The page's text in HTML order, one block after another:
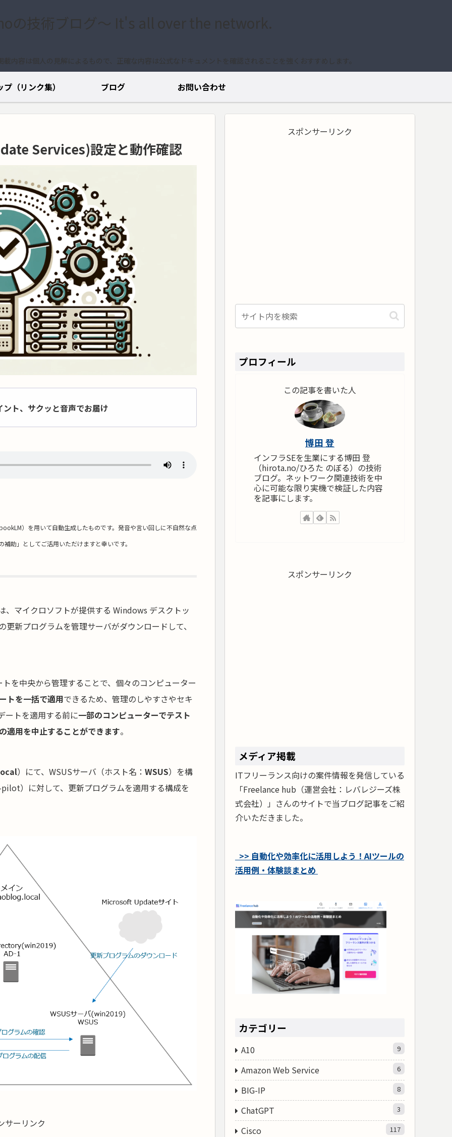
の技術ブログ〜 It's all over the network.
内容は個人の見解によるもので、正確な内容は公式なドキュメントを確認されることを強くおすすめします。
プ（リンク集） ブログ お問い合わせ
Services)設定と動作確認
ト、サクッと音声でお届け
）を用いて自動生成したものです。発音や言い回しに不自然な点
助」としてご活用いただけますと幸いです。
、マイクロソフトが提供する Windows デスクトッ
新プログラムを管理サーバがダウンロードして、
を中央から管理することで、個々のコンピューター
トを一括で適用できるため、管理のしやすさやセキ
ートを適用する前に一部のコンピューターでテスト
適用を中止することができます。
）にて、WSUSサーバ（ホスト名： WSUS）を構
）に対して、更新プログラムを適用する構成を
サーリンク
スポンサーリンク
プロフィール
この記事を書いた人
博田 登
インフラSEを生業にする博田 登
（hirota.no/ひろた のぼる）の技術
ブログ。ネットワーク関連技術を中
心に可能な限り実機で検証した内容
を記事にします。
スポンサーリンク
メディア掲載
ITフリーランス向けの案件情報を発信している
「Freelance hub（運営会社：レバレジーズ株
式会社）」さんのサイトで当ブログ記事をご紹
介いただきました。
>> 自動化や効率化に活用しよう！AIツールの
活用例・体験談まとめ
カテゴリー
A10 9
Amazon Web Service 6
BIG-IP 8
ChatGPT 3
Cisco 117